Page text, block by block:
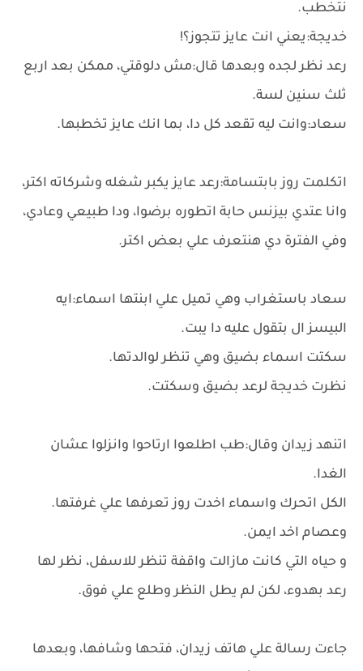
نتخطب.
خديجة:يعني انت عايز تتجوز؟!
رعد نظر لجده وبعدها قال:مش دلوقتي، ممكن بعد اربع
ثلث سنين لسة.
سعاد:وانت ليه تقعد كل دا، بما انك عايز تخطبها.
اتكلمت روز بابتسامة:رعد عايز يكبر شغله وشركاته اكتر،
وانا عتدي بيزنس حابة اتطوره برضوا، ودا طبيعي وعادي،
وفي الفترة دي هنتعرف علي بعض اكتر.
سعاد باستغراب وهي تميل علي ابنتها اسماء:ايه
البيسز ال بتقول عليه دا يبت.
سكتت اسماء بضيق وهي تنظر لوالدتها.
نظرت خديجة لرعد بضيق وسكتت.
اتنهد زيدان وقال:طب اطلعوا ارتاحوا وانزلوا عشان
الغدا.
الكل اتحرك واسماء اخدت روز تعرفها علي غرفتها.
وعصام اخد ايمن.
و حياه التي كانت مازالت واقفة تنظر للاسفل، نظر لها
رعد بهدوء، لكن لم يطل النظر وطلع علي فوق.
جاءت رسالة علي هاتف زيدان، فتحها وشافها، وبعدها